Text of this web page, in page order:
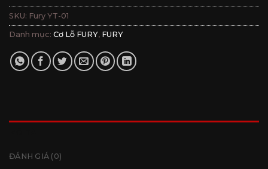
SKU: Fury YT-01
Danh mục: Cơ Lỗ FURY, FURY
ĐÁNH GIÁ (0)